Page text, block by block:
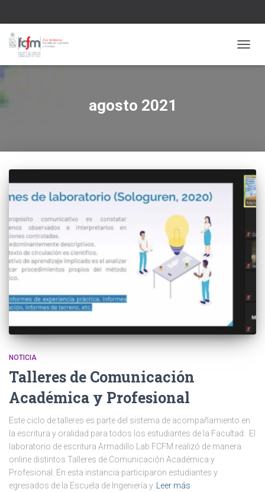
agosto 2021
NOTICIA
Talleres de Comunicación
Académica y Profesional
Este ciclo de talleres es parte del sistema de acompañamiento en
la escritura y oralidad para todos los estudiantes de la Facultad. El
laboratorio de escritura Armadillo Lab FCFM realizó de manera
online distintos Talleres de Comunicación Académica y
Profesional. En esta instancia participaron estudiantes y
egresados de la Escuela de Ingeniería y
Leer más